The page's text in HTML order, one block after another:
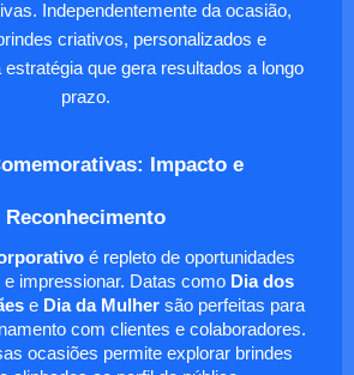
Independentemente da ocasião,
criativos, personalizados e
que gera resultados a longo
prazo.
Impacto e
Reconhecimento
é repleto de oportunidades
e impressionar. Datas como Dia dos
e Dia da Mulhersão perfeitas para
com clientes e colaboradores.
ocasiões permite explorar brindes